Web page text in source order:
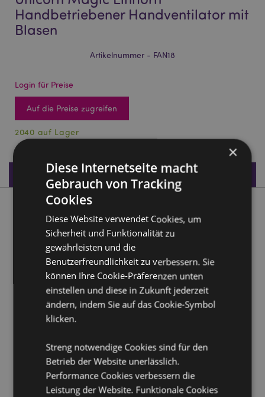
Handbetriebener Handventilator mit
Blasen
Artikelnummer - FAN18
Login für Preise
Auf die Preise zugreifen
2040 auf Lager
Produktdaten
Unicorn Magic Einhorn Handbetriebener Handventilator mit
Material: Polypropylen
CE/UKCA gekennzeichnet:Ja
Nicht geeignet für:0 - 3 Jahre
EN71:Ja
Produkttressourcen:
Möchten Sie mehr über den Einkauf bei Puckator
erfahren?Dann lesen Sie unserenLeitfaden für
Kundeninformationen.
×
Diese Internetseite macht
Gebrauch von Tracking
Cookies
Diese Website verwendet Cookies, um
Sicherheit und Funktionalität zu
gewährleisten und die
Benutzerfreundlichkeit zu verbessern. Sie
können Ihre Cookie-Präferenzen unten
einstellen und diese in Zukunft jederzeit
ändern, indem Sie auf das Cookie-Symbol
klicken.
Streng notwendige Cookies sind für den
Betrieb der Website unerlässlich.
Performance Cookies verbessern die
Leistung der Website. Funktionale Cookies